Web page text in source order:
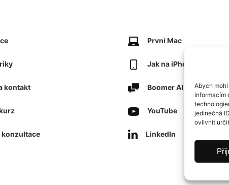
Abych
informacím
jedinečná
ovlivnit
kontakt
konzultace
První Mac
Jak na iPhone
Boomer AI
YouTube
LinkedIn